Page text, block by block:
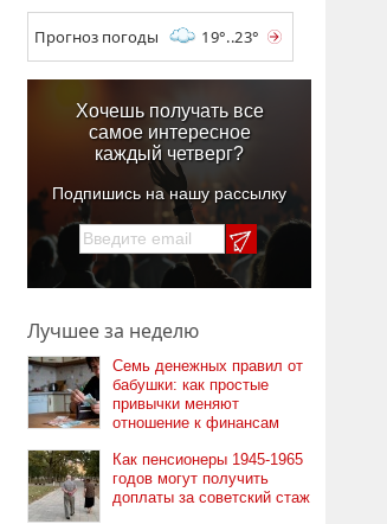
Прогноз погоды 19°..23°
Хочешь получать все
самое интересное
каждый четверг?
Подпишись на нашу рассылку
Лучшее за неделю
Семь денежных правил от
бабушки: как простые
привычки меняют
отношение к финансам
Как пенсионеры 1945-1965
годов могут получить
доплаты за советский стаж